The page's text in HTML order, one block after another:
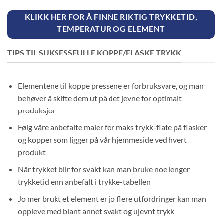
KLIKK HER FOR Å FINNE RIKTIG TRYKKETID,
TEMPERATUR OG ELEMENT
TIPS TIL SUKSESSFULLE KOPPE/FLASKE TRYKK
Elementene til koppe pressene er forbruksvare, og man
behøver å skifte dem ut på det jevne for optimalt
produksjon
Følg våre anbefalte maler for maks trykk-flate på flasker
og kopper som ligger på vår hjemmeside ved hvert
produkt
Når trykket blir for svakt kan man bruke noe lenger
trykketid enn anbefalt i trykke-tabellen
Jo mer brukt et element er jo flere utfordringer kan man
oppleve med blant annet svakt og ujevnt trykk